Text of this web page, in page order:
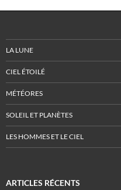
LA LUNE
CIEL ÉTOILÉ
MÉTÉORES
SOLEIL ET PLANÈTES
LES HOMMES ET LE CIEL
ARTICLES RÉCENTS